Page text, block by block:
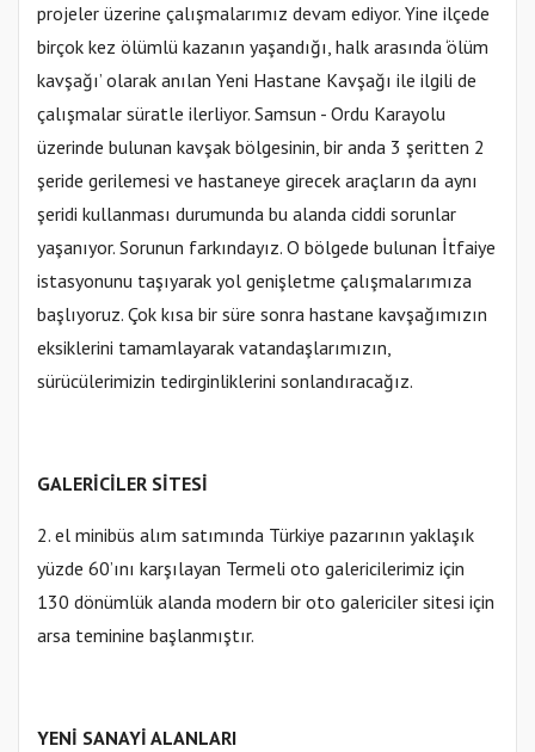
projeler üzerine çalışmalarımız devam ediyor. Yine ilçede
birçok kez ölümlü kazanın yaşandığı, halk arasında ‘ölüm
kavşağı’ olarak anılan Yeni Hastane Kavşağı ile ilgili de
çalışmalar süratle ilerliyor. Samsun - Ordu Karayolu
üzerinde bulunan kavşak bölgesinin, bir anda 3 şeritten 2
şeride gerilemesi ve hastaneye girecek araçların da aynı
şeridi kullanması durumunda bu alanda ciddi sorunlar
yaşanıyor. Sorunun farkındayız. O bölgede bulunan İtfaiye
istasyonunu taşıyarak yol genişletme çalışmalarımıza
başlıyoruz. Çok kısa bir süre sonra hastane kavşağımızın
eksiklerini tamamlayarak vatandaşlarımızın,
sürücülerimizin tedirginliklerini sonlandıracağız.
GALERİCİLER SİTESİ
2. el minibüs alım satımında Türkiye pazarının yaklaşık
yüzde 60’ını karşılayan Termeli oto galericilerimiz için
130 dönümlük alanda modern bir oto galericiler sitesi için
arsa teminine başlanmıştır.
YENİ SANAYİ ALANLARI